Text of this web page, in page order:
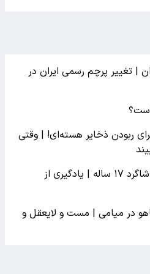
| تغییر پرچم رسمی ایران در
است؟
برای ربودن ذخایر هسته‌ای! | وقتی
رسوایی جنسی معلم زن با شاگرد ۱۷ ساله | یادگیری از
در میامی | مست و لایعقل و